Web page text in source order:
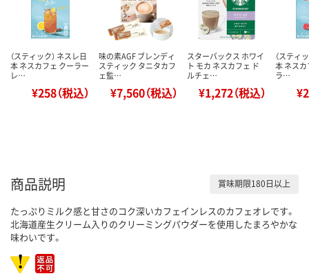
（スティック） ネスレ日
本 ネスカフェ クーラー
レ…
¥258（税込）
味の素AGF ブレンディ
スティック タニタカフ
ェ監…
¥7,560（税込）
スターバックス ホワイ
ト モカ ネスカフェ ド
ルチェ…
¥1,272（税込）
（スティ
本 ネス
ラ…
商品説明 賞味期限180日以上
たっぷりミルク感と甘さのコク深いカフェインレスのカフェオレです。
北海道産生クリーム入りのクリーミングパウダーを使用したまろやかな
味わいです。